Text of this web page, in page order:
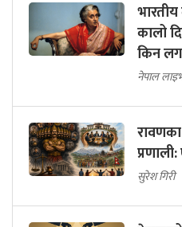
कालो
किन
नेपाल
सुरेश गिरी